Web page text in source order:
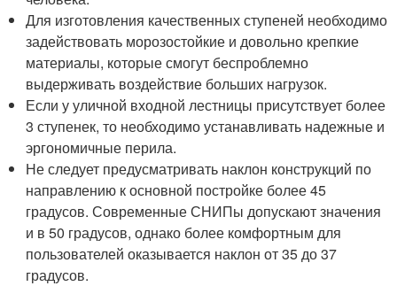
Для изготовления качественных ступеней необходимо
задействовать морозостойкие и довольно крепкие
материалы, которые смогут беспроблемно
выдерживать воздействие больших нагрузок.
Если у уличной входной лестницы присутствует более
3 ступенек, то необходимо устанавливать надежные и
эргономичные перила.
Не следует предусматривать наклон конструкций по
направлению к основной постройке более 45
градусов. Современные СНИПы допускают значения
и в 50 градусов, однако более комфортным для
пользователей оказывается наклон от 35 до 37
градусов.